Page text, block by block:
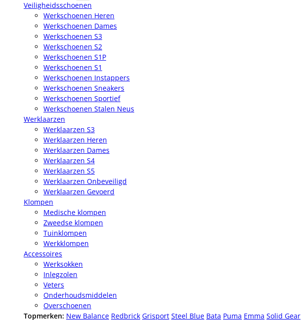
Veiligheidsschoenen
Werkschoenen Heren
Werkschoenen Dames
Werkschoenen S3
Werkschoenen S2
Werkschoenen S1P
Werkschoenen S1
Werkschoenen Instappers
Werkschoenen Sneakers
Werkschoenen Sportief
Werkschoenen Stalen Neus
Werklaarzen
Werklaarzen S3
Werklaarzen Heren
Werklaarzen Dames
Werklaarzen S4
Werklaarzen S5
Werklaarzen Onbeveiligd
Werklaarzen Gevoerd
Klompen
Medische klompen
Zweedse klompen
Tuinklompen
Werkklompen
Accessoires
Werksokken
Inlegzolen
Veters
Onderhoudsmiddelen
Overschoenen
Topmerken: New Balance Redbrick Grisport Steel Blue Bata Puma Emma Solid Gear